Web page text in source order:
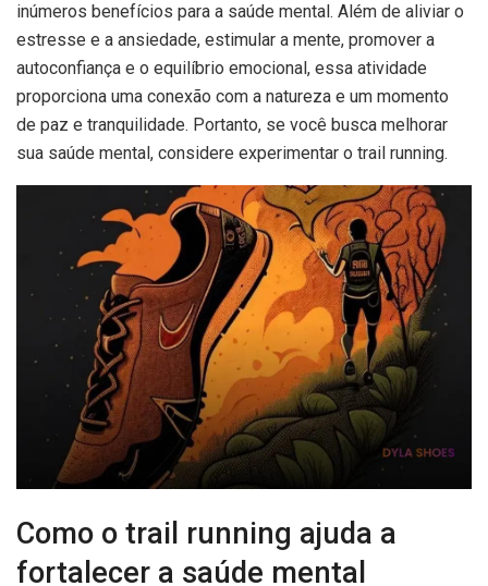
inúmeros benefícios para a saúde mental. Além de aliviar o
estresse e a ansiedade, estimular a mente, promover a
autoconfiança e o equilíbrio emocional, essa atividade
proporciona uma conexão com a natureza e um momento
de paz e tranquilidade. Portanto, se você busca melhorar
sua saúde mental, considere experimentar o trail running.
Como o trail running ajuda a
fortalecer a saúde mental